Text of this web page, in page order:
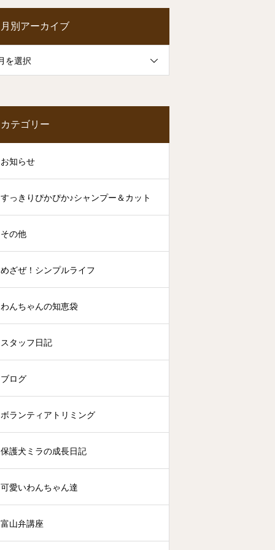
月別アーカイブ
を選択
カテゴリー
お知らせ
すっきりぴかぴか♪シャンプー＆カット
その他
めざぜ！シンプルライフ
わんちゃんの知恵袋
スタッフ日記
ブログ
ボランティアトリミング
保護犬ミラの成長日記
可愛いわんちゃん達
富山弁講座